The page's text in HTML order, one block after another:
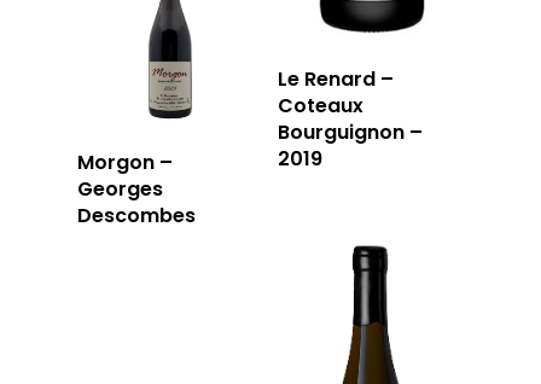
Le Renard –
Coteaux
Bourguignon –
2019
Morgon –
Georges
Descombes